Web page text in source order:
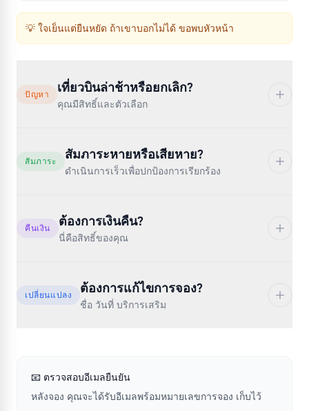
💡 ใจเย็นแต่ยืนหยัด ถ้าเขาบอกไม่ได้ ขอพบหัวหน้า
ปัญหา เที่ยวบินล่าช้าหรือยกเลิก?
คุณมีสิทธิ์และตัวเลือก
ล่าช้า 2+ ชั่วโมง
ตรวจสอบแอปเพื่ออัปเดต ถามเกี่ยวกับค่าชดเชยและอาหาร
คุณมีสิทธิ์คืนเงินเต็มจำนวน หรือ จองใหม่ — เลือกได้
ตั๋วเดียวกัน = สายการบินต้องจองใหม่ฟรี ตั๋วแยก = ไม่มีการ
คุ้มครอง
ชดเชย
สัมภาระ สัมภาระหายหรือเสียหาย?
ดำเนินการเร็วเพื่อปกป้องการเรียกร้อง
สัมภาระไม่มา
ยื่น PIR ที่เคาน์เตอร์สัมภาระ ก่อนออกจากสนามบิน
ถามเกี่ยวกับนโยบายค่าใช้จ่ายชั่วคราว เก็บใบเสร็จทั้งหมด
การติดตาม
คืนเงิน ต้องการเงินคืน?
นี่คือสิทธิ์ของคุณ
สายการบินยกเลิก
คุณมีสิทธิ์คืนเงินเต็มจำนวน — ไม่ใช่บัตรกำนัล เป็นเงินสด
เครดิตเท่านั้น
เปลี่ยนแปลง ต้องการแก้ไขการจอง?
ชื่อ วันที่ บริการเสริม
📧 ตรวจสอบอีเมลยืนยัน
หลังจอง คุณจะได้รับอีเมลพร้อมหมายเลขการจอง เก็บไว้